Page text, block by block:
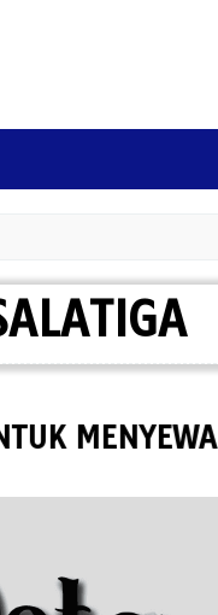
SPACE